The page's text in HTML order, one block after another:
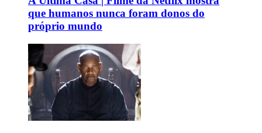
que humanos nunca foram donos do
próprio mundo